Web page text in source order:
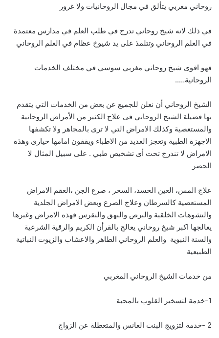
روحاني مغربي يتألق في مجال الروحانيات ولا غرور
في ذلك لانه شيخ روحاني تدرج في طلب العلم في مدارس معتمدة
في العلم الروحاني وتتلمذ على يد شيوخ عظام في العلم الروحاني
فهو اقوى شيخ روحاني مغربي سوسي في مختلف الخدمات
الروحانية…..
الشيخ الروحاني أن نعلن للجميع عن بعض من الخدمات التي يتقدم
بها فضيلة الشيخ الروحاني فى علاج الكثير من الأمراض الروحانية
والمستعصية وكذلك الامراض التي لا ترى بالمجاهر ولا تكشفها
الاجهزة الطبية وتعجز العديد من الاطباء ويقفون امامها حيارى وهذه
الامراض لا تندرج تحت أى تشخيص طبي . على سبيل المثال لا
الحصر
علاج المس، العين الحسد، السحر ، صرع الجن ،العقم الامراض
المستعصية كالسرطان وعلاج الصرع وبعض الامراض الجلدية
والتشوهات الخلقية والبرص والبهق والنقرس فهذه الامراض وغيرها
يعالجها اكبر شيخ روحاني يعالج بالقرأن الكريم والرقية الشرعية
والسنة النبوية والعلم الروحاني الطاهر والاعشاب والزيوت النباتية
الطبيعية
من خدمات الشيخ الروحاني المغربي
1-خدمة لتسخير القلوب بالمحبة
2 -خدمة لتزويج البنت العانس والمتعطلة عن الزواج